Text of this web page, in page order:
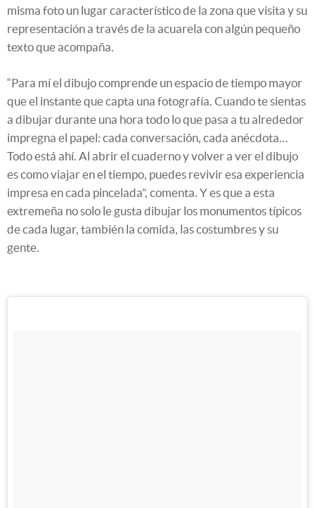
misma foto un lugar característico de la zona que visita y su
representación a través de la acuarela con algún pequeño
texto que acompaña.
“Para mí el dibujo comprende un espacio de tiempo mayor
que el instante que capta una fotografía. Cuando te sientas
a dibujar durante una hora todo lo que pasa a tu alrededor
impregna el papel: cada conversación, cada anécdota…
Todo está ahí. Al abrir el cuaderno y volver a ver el dibujo
es como viajar en el tiempo, puedes revivir esa experiencia
impresa en cada pincelada”, comenta. Y es que a esta
extremeña no solo le gusta dibujar los monumentos típicos
de cada lugar, también la comida, las costumbres y su
gente.